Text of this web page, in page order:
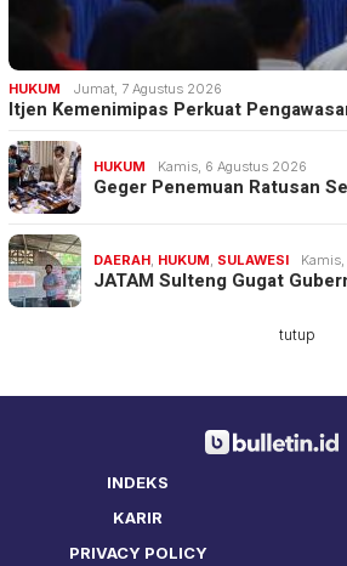
HUKUM Jumat, 7 Agustus 2026
Itjen Kemenimipas Perkuat
HUKUM Kamis, 6 Agustus 2026
Geger Penemuan Ratusan
DAERAH, HUKUM, SULAWESI
JATAM Sulteng Gugat
INDEKS
KARIR
PRIVACY POLICY
tutup